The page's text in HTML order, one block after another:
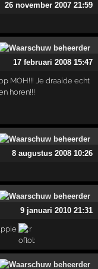
26 november 2007 21:59
17 februari 2008 15:47
MOH!!! Je draaide echt
horen!!!
8 augustus 2008 10:26
9 januari 2010 21:31